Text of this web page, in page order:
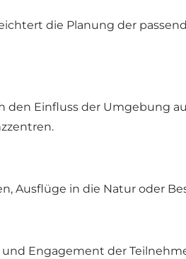
die Planung der
den Einfluss der Umgebung
Ausflüge in die Natur oder
Engagement der